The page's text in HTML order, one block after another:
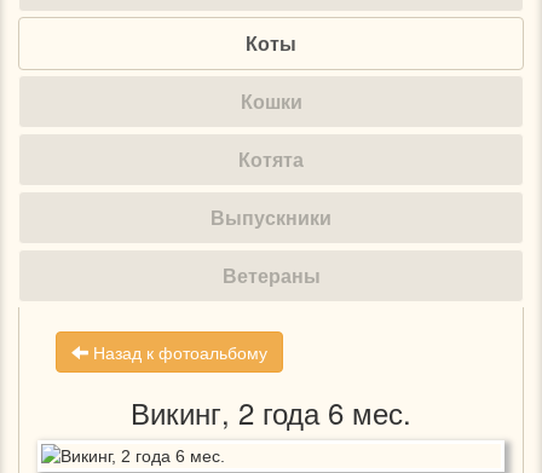
Коты
Кошки
Котята
Выпускники
Ветераны
Назад к фотоальбому
Викинг, 2 года 6 мес.